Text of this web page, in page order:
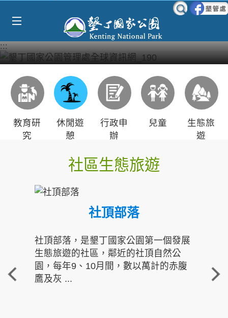
:::
教育研
究
休閒遊
憩
行政申
辦
兒童
生態旅
遊
社區生態旅遊
社頂部落
社頂部落，是墾丁國家公園第一個發展
生態旅遊的社區，鄰近的社頂自然公
園，每年9、10月間，數以萬計的赤腹
鷹及灰 ...
重
走進